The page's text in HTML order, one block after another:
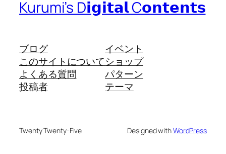
Kurumi’s D𝗶𝗴𝗶𝘁𝗮𝗹 C𝗼𝗻𝘁𝗲𝗻𝘁𝘀
ブログ
このサイトについて
よくある質問
投稿者
イベント
ショップ
パターン
テーマ
Twenty Twenty-Five Designed withWordPress